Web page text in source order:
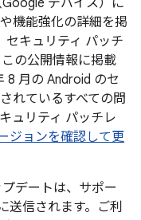
Google デバイス）に
機能強化の詳細を掲
セキュリティ パッチ
の公開情報に掲載
8 月の Android のセ
れているすべての問
ュリティ パッチレ
ジョンを確認して更
デートは、サポー
送信されます。ご利